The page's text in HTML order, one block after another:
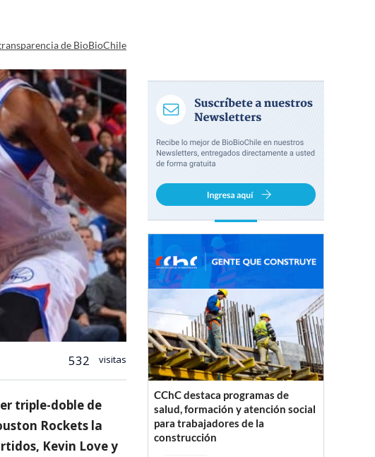
de BioBioChile
532 visitas
triple-doble de
Rockets la
Kevin Love y
CChC destaca programas de
salud, formación y atención social
para trabajadores de la
construcción